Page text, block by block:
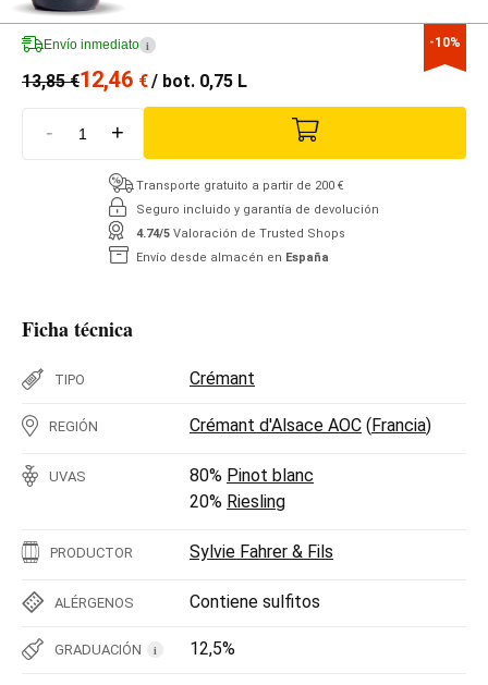
-10%
Envío inmediato i
13,85€12,46 €/ bot. 0,75 L
- +
Transporte gratuito a partir de 200 €
Seguro incluido y garantía de devolución
4.74/5 Valoración de Trusted Shops
Envío desde almacén en España
Ficha técnica
TIPO Crémant
REGIÓN Crémant d'Alsace AOC (Francia)
UVAS 80% Pinot blanc
20% Riesling
PRODUCTOR Sylvie Fahrer & Fils
ALÉRGENOS Contiene sulfitos
GRADUACIÓN i 12,5%